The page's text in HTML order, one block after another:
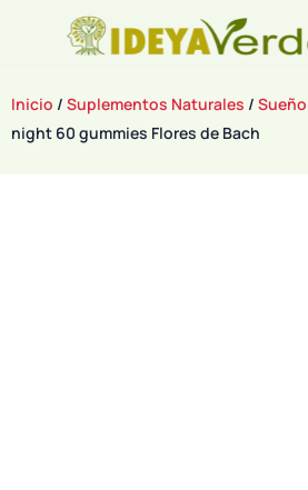
Inicio / Suplementos Naturales / Sueño
night 60 gummies Flores de Bach